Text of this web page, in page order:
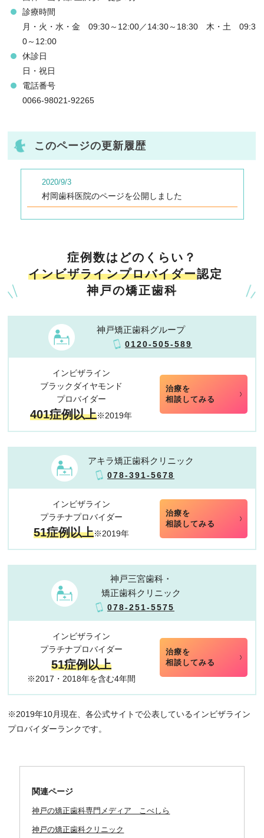
診療時間
月・火・水・金 09:30～12:00／14:30～18:30 木・土 09:3
0～12:00
休診日
日・祝日
電話番号
0066-98021-92265
このページの更新履歴
2020/9/3
村岡歯科医院のページを公開しました
症例数はどのくらい？
インビザラインプロバイダー認定
神戸の矯正歯科
神戸矯正歯科グループ
0120-505-589
インビザライン
ブラックダイヤモンド
プロバイダー
401症例以上※2019年
治療を
相談してみる
アキラ矯正歯科クリニック
078-391-5678
インビザライン
プラチナプロバイダー
51症例以上※2019年
治療を
相談してみる
神戸三宮歯科・
矯正歯科クリニック
078-251-5575
インビザライン
プラチナプロバイダー
51症例以上
※2017・2018年を含む4年間
治療を
相談してみる
※2019年10月現在、各公式サイトで公表しているインビザライン
プロバイダーランクです。
関連ページ
神戸の矯正歯科専門メディア こべしら
神戸の矯正歯科クリニック